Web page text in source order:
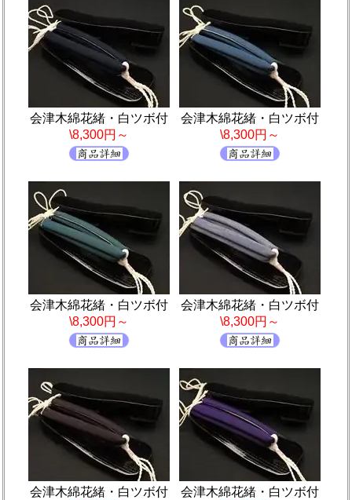
会津木綿花緒・白ツボ付
\8,300円～
会津木綿花緒・白ツボ付
\8,300円～
会津木綿花緒・白ツボ付
\8,300円～
会津木綿花緒・白ツボ付
\8,300円～
会津木綿花緒・白ツボ付
会津木綿花緒・白ツボ付